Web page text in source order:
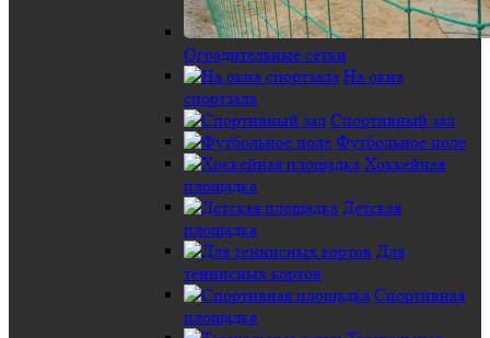
Оградительные сетки
На окна
спортзала
Спортивный зал
Футбольное поле
Хоккейная
площадка
Детская
площадка
Для
теннисных кортов
Спортивная
площадка